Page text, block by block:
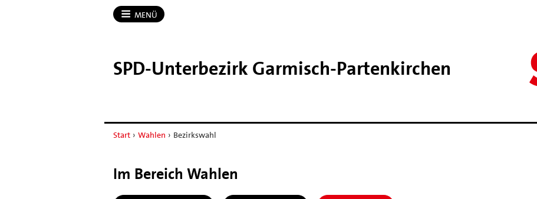
MENÜ
SPD-​Unterbezirk Garmisch-​Partenkirchen
Start › Wahlen › Bezirkswahl
Im Bereich Wahlen